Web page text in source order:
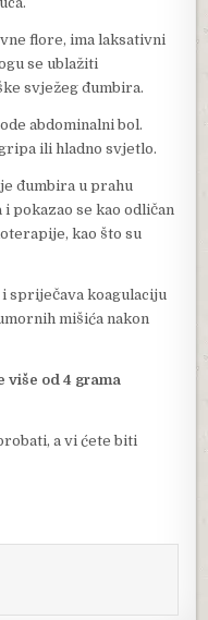
flore, ima laksativni
se ublažiti
svježeg đumbira.
abdominalni bol.
ili hladno svjetlo.
đumbira u prahu
pokazao se kao odličan
kao što su
spriječava koagulaciju
mišića nakon
više od 4 grama
a vi ćete biti